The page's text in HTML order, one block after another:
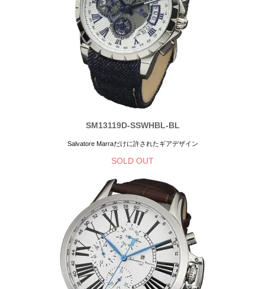
SM13119D-SSWHBL-BL
Salvatore Marraだけに許されたギアデザイン
SOLD OUT